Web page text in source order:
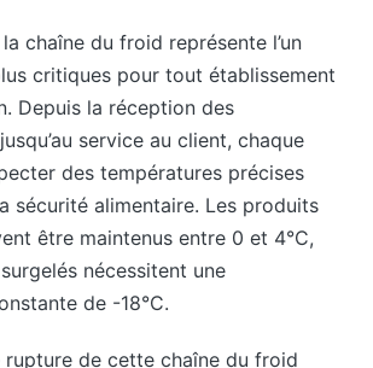
chaîne du froid représente l’un
critiques pour tout établissement
Depuis la réception des
service au client, chaque
des températures précises
sécurité alimentaire. Les produits
être maintenus entre 0 et 4°C,
nécessitent une
de -18°C.
rupture de cette chaîne du froid